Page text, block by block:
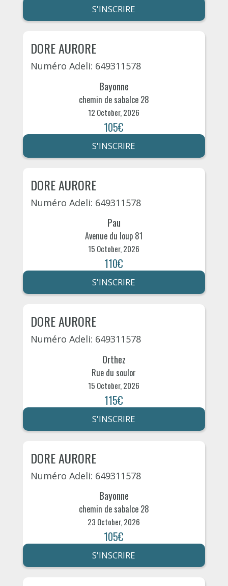
S'INSCRIRE
DORE AURORE
Numéro Adeli: 649311578
Bayonne
chemin de sabalce 28
12 October, 2026
105€
S'INSCRIRE
DORE AURORE
Numéro Adeli: 649311578
Pau
Avenue du loup 81
15 October, 2026
110€
S'INSCRIRE
DORE AURORE
Numéro Adeli: 649311578
Orthez
Rue du soulor
15 October, 2026
115€
S'INSCRIRE
DORE AURORE
Numéro Adeli: 649311578
Bayonne
chemin de sabalce 28
23 October, 2026
105€
S'INSCRIRE